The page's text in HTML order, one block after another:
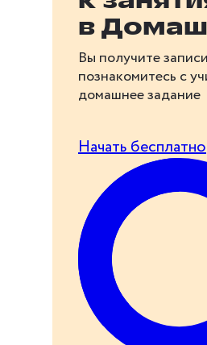
в
Вы получите
познакомитесь с
домашнее задание
Начать бесплатно